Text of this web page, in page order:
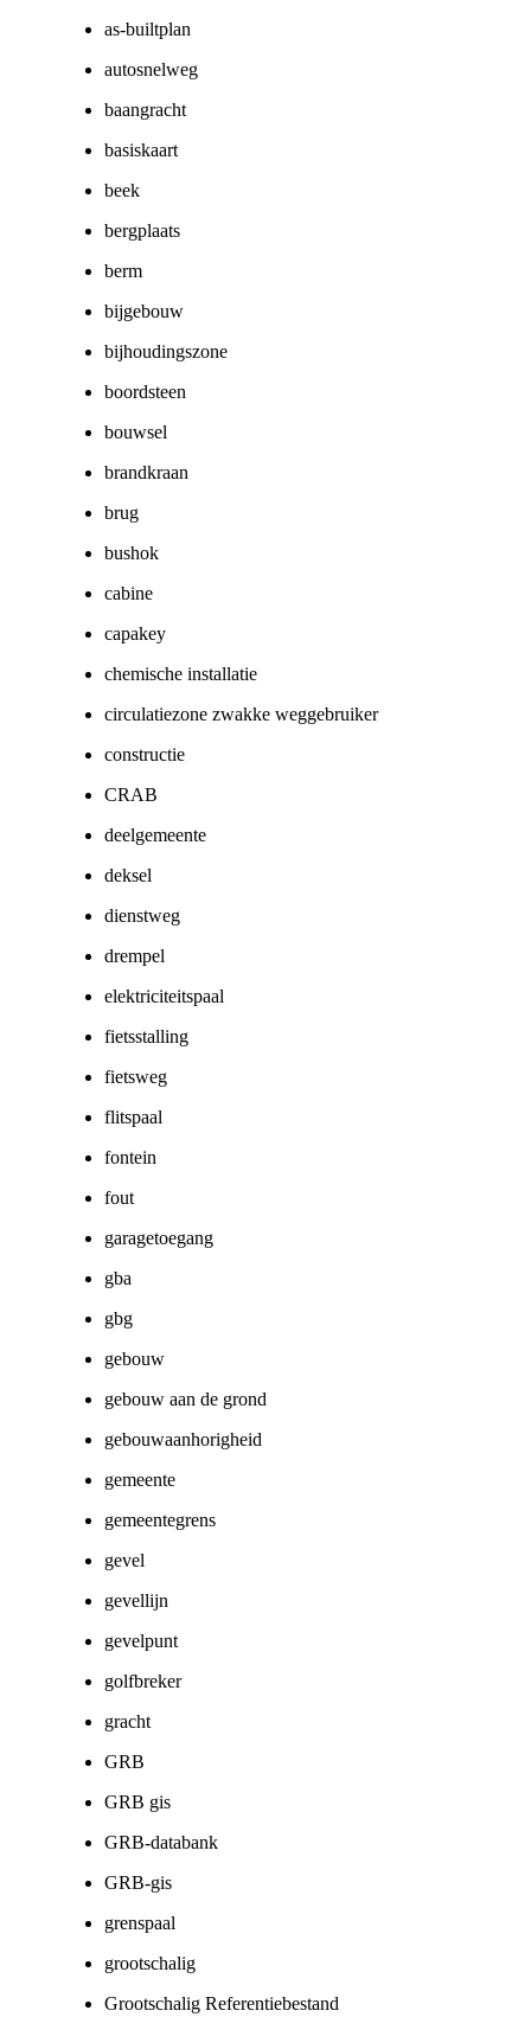
as-builtplan
autosnelweg
baangracht
basiskaart
beek
bergplaats
berm
bijgebouw
bijhoudingszone
boordsteen
bouwsel
brandkraan
brug
bushok
cabine
capakey
chemische installatie
circulatiezone zwakke weggebruiker
constructie
CRAB
deelgemeente
deksel
dienstweg
drempel
elektriciteitspaal
fietsstalling
fietsweg
flitspaal
fontein
fout
garagetoegang
gba
gbg
gebouw
gebouw aan de grond
gebouwaanhorigheid
gemeente
gemeentegrens
gevel
gevellijn
gevelpunt
golfbreker
gracht
GRB
GRB gis
GRB-databank
GRB-gis
grenspaal
grootschalig
Grootschalig Referentiebestand